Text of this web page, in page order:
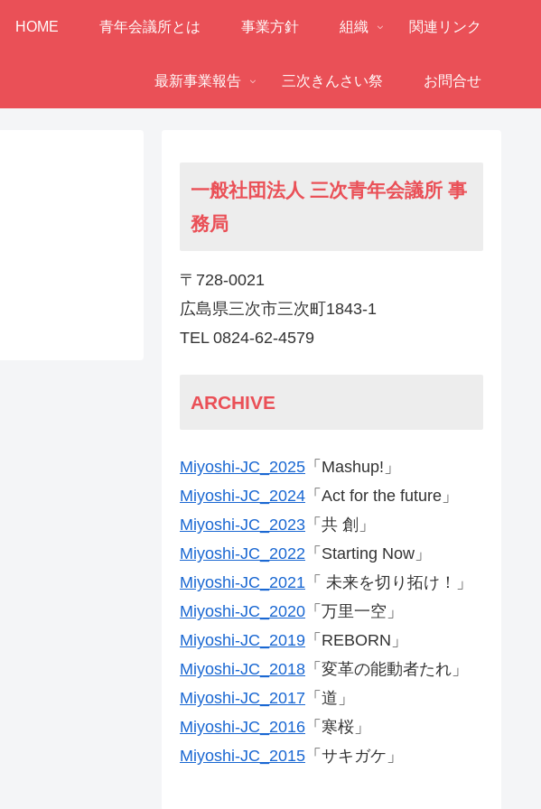
HOME 青年会議所とは 事業方針 組織 関連リンク
最新事業報告 三次きんさい祭 お問合せ
一般社団法人 三次青年会議所 事
務局
〒728-0021
広島県三次市三次町1843-1
TEL 0824-62-4579
ARCHIVE
Miyoshi-JC_2025 「Mashup!」
Miyoshi-JC_2024 「Act for the future」
Miyoshi-JC_2023 「共 創」
Miyoshi-JC_2022 「Starting Now」
Miyoshi-JC_2021 「 未来を切り拓け！」
Miyoshi-JC_2020 「万里一空」
Miyoshi-JC_2019 「REBORN」
Miyoshi-JC_2018 「変革の能動者たれ」
Miyoshi-JC_2017 「道」
Miyoshi-JC_2016 「寒桜」
Miyoshi-JC_2015 「サキガケ」